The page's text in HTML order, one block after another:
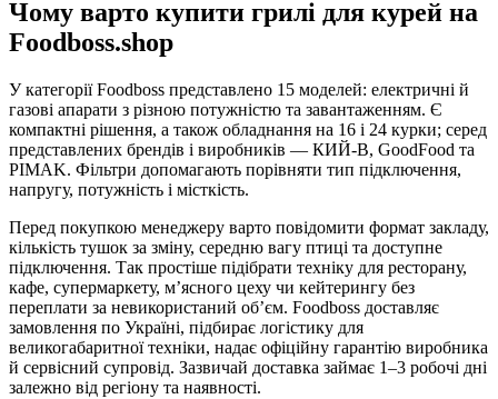
Чому варто купити грилі для курей на
Foodboss.shop
У категорії Foodboss представлено 15 моделей: електричні й
газові апарати з різною потужністю та завантаженням. Є
компактні рішення, а також обладнання на 16 і 24 курки; серед
представлених брендів і виробників — КИЙ-В, GoodFood та
PIMAK. Фільтри допомагають порівняти тип підключення,
напругу, потужність і місткість.
Перед покупкою менеджеру варто повідомити формат закладу,
кількість тушок за зміну, середню вагу птиці та доступне
підключення. Так простіше підібрати техніку для ресторану,
кафе, супермаркету, м’ясного цеху чи кейтерингу без
переплати за невикористаний об’єм. Foodboss доставляє
замовлення по Україні, підбирає логістику для
великогабаритної техніки, надає офіційну гарантію виробника
й сервісний супровід. Зазвичай доставка займає 1–3 робочі дні
залежно від регіону та наявності.